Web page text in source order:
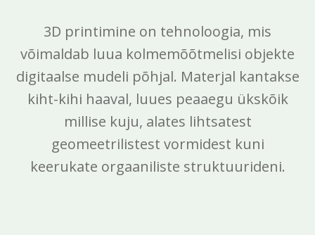
3D printimine on tehnoloogia, mis
võimaldab luua kolmemõõtmelisi objekte
digitaalse mudeli põhjal. Materjal kantakse
kiht-kihi haaval, luues peaaegu ükskõik
millise kuju, alates lihtsatest
geomeetrilistest vormidest kuni
keerukate orgaaniliste struktuurideni.